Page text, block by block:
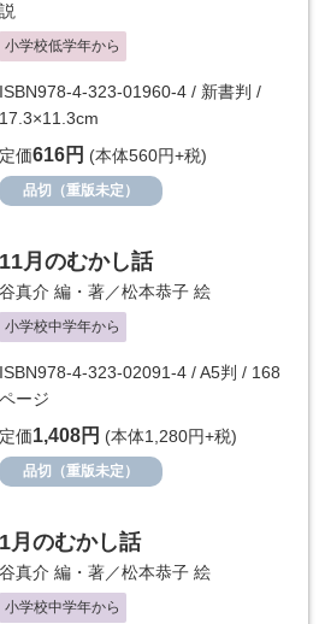
説
小学校低学年から
ISBN978-4-323-01960-4 / 新書判 /
17.3×11.3cm
定価616円 (本体560円+税)
品切（重版未定）
11月のむかし話
谷真介 編・著／松本恭子 絵
小学校中学年から
ISBN978-4-323-02091-4 / A5判 / 168
ページ
定価1,408円 (本体1,280円+税)
品切（重版未定）
1月のむかし話
谷真介 編・著／松本恭子 絵
小学校中学年から